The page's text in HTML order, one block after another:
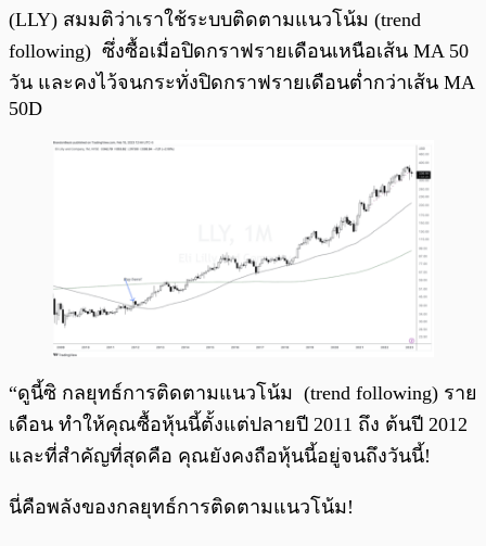
(LLY) สมมติว่าเราใช้ระบบติดตามแนวโน้ม (trend
following) ซึ่งซื้อเมื่อปิดกราฟรายเดือนเหนือเส้น MA 50
วัน และคงไว้จนกระทั่งปิดกราฟรายเดือนต่ำกว่าเส้น MA
50D
“ดูนี้ซิ กลยุทธ์การติดตามแนวโน้ม (trend following) ราย
เดือน ทำให้คุณซื้อหุ้นนี้ตั้งแต่ปลายปี 2011 ถึง ต้นปี 2012
และที่สำคัญที่สุดคือ คุณยังคงถือหุ้นนี้อยู่จนถึงวันนี้!
นี่คือพลังของกลยุทธ์การติดตามแนวโน้ม!